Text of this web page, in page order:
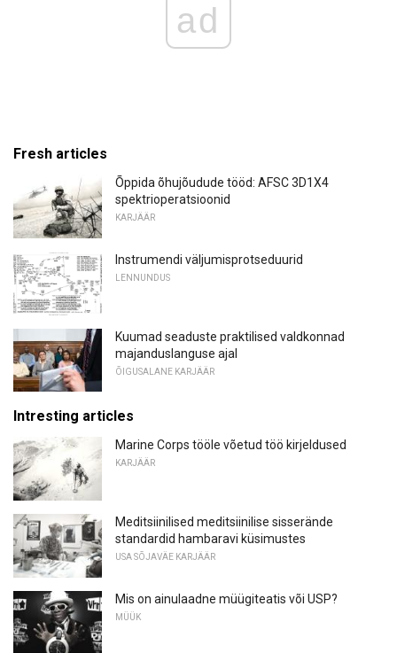
ad
Fresh articles
Õppida õhujõudude tööd: AFSC 3D1X4
spektrioperatsioonid
KARJÄÄR
Instrumendi väljumisprotseduurid
LENNUNDUS
Kuumad seaduste praktilised valdkonnad
majanduslanguse ajal
ÕIGUSALANE KARJÄÄR
Intresting articles
Marine Corps tööle võetud töö kirjeldused
KARJÄÄR
Meditsiinilised meditsiinilise sisserände
standardid hambaravi küsimustes
USA SÕJAVÄE KARJÄÄR
Mis on ainulaadne müügiteatis või USP?
MÜÜK